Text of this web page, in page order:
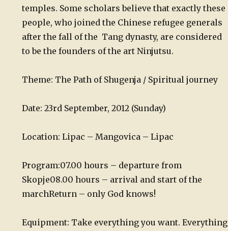
temples. Some scholars believe that exactly these
people, who joined the Chinese refugee generals
after the fall of the Tang dynasty, are considered
to be the founders of the art Ninjutsu.
Theme: The Path of Shugenja / Spiritual journey
Date: 23rd September, 2012 (Sunday)
Location: Lipac – Mangovica – Lipac
Program:07.00 hours – departure from
Skopje08.00 hours – arrival and start of the
marchReturn – only God knows!
Equipment: Take everything you want. Everything